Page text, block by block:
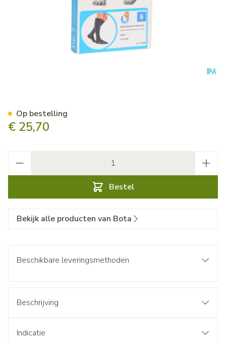
€ 25,70
Bestel
Op bestelling
Bekijk alle producten van Bota
Beschikbare leveringsmethoden
Beschrijving
Indicatie